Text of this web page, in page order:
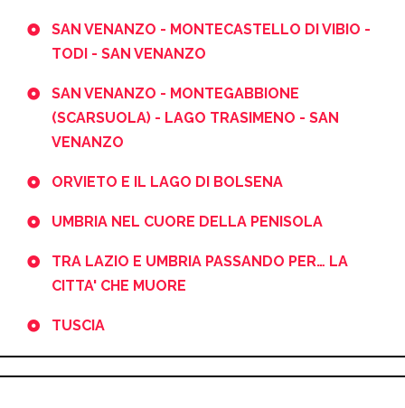
SAN VENANZO - MONTECASTELLO DI VIBIO -
TODI - SAN VENANZO
SAN VENANZO - MONTEGABBIONE
(SCARSUOLA) - LAGO TRASIMENO - SAN
VENANZO
ORVIETO E IL LAGO DI BOLSENA
UMBRIA NEL CUORE DELLA PENISOLA
TRA LAZIO E UMBRIA PASSANDO PER… LA
CITTA' CHE MUORE
TUSCIA